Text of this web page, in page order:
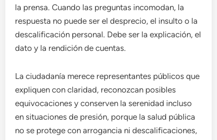
la prensa. Cuando las preguntas incomodan, la
respuesta no puede ser el desprecio, el insulto o la
descalificación personal. Debe ser la explicación, el
dato y la rendición de cuentas.
La ciudadanía merece representantes públicos que
expliquen con claridad, reconozcan posibles
equivocaciones y conserven la serenidad incluso
en situaciones de presión, porque la salud pública
no se protege con arrogancia ni descalificaciones,